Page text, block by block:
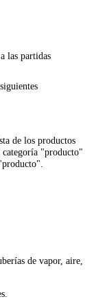
las partidas
de los productos
categoría "producto"
de vapor, aire,